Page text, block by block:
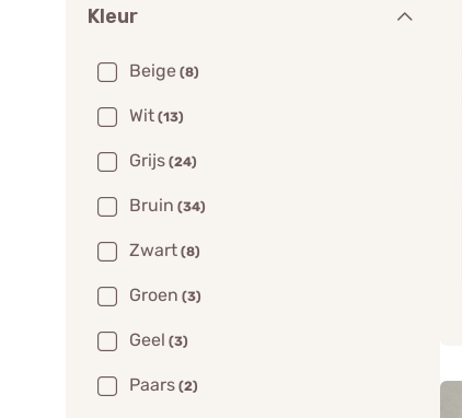
Kleur
Beige (8)
Wit (13)
Grijs (24)
Bruin (34)
Zwart (8)
Groen (3)
Geel (3)
Paars (2)